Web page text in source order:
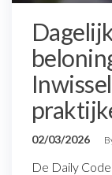
02/03/2026
De Daily